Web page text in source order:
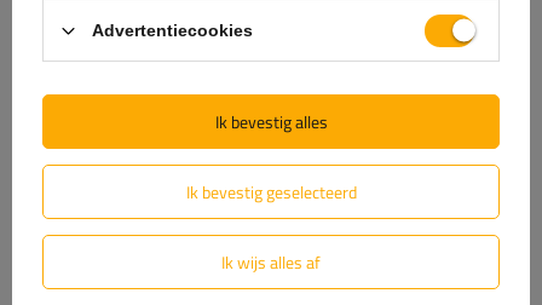
Uw score:
5/5
De inhoud van uw beoordeling
Voeg je eigen productfoto toe:
Advertentiecookies
Ik bevestig geselecteerd
Ik wijs alles af
Ik bevestig alles